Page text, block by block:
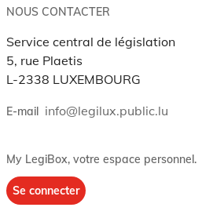
NOUS CONTACTER
Service central de législation
5, rue Plaetis
L-2338 LUXEMBOURG
E-mail info@legilux.public.lu
My LegiBox, votre espace personnel.
Se connecter